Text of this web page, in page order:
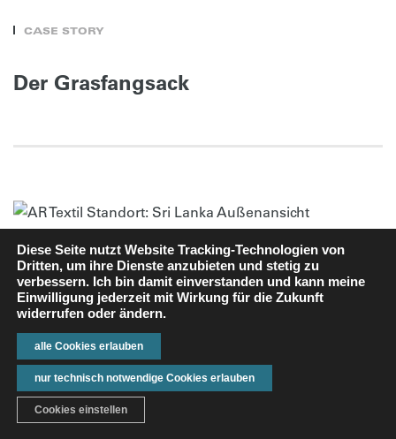
CASE STORY
Der Grasfangsack
ANFRAGE
Diese Seite nutzt Website Tracking-Technologien von
Dritten, um ihre Dienste anzubieten und stetig zu
verbessern. Ich bin damit einverstanden und kann meine
Einwilligung jederzeit mit Wirkung für die Zukunft
widerrufen oder ändern.
alle Cookies erlauben
nur technisch notwendige Cookies erlauben
Cookies einstellen